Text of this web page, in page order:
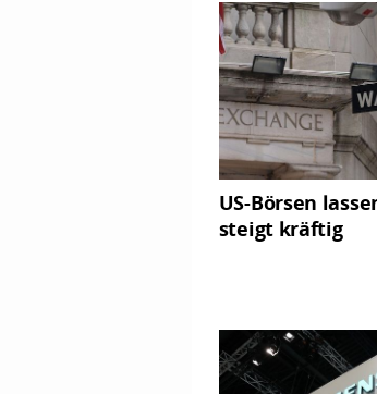
US-Börsen
steigt kräftig